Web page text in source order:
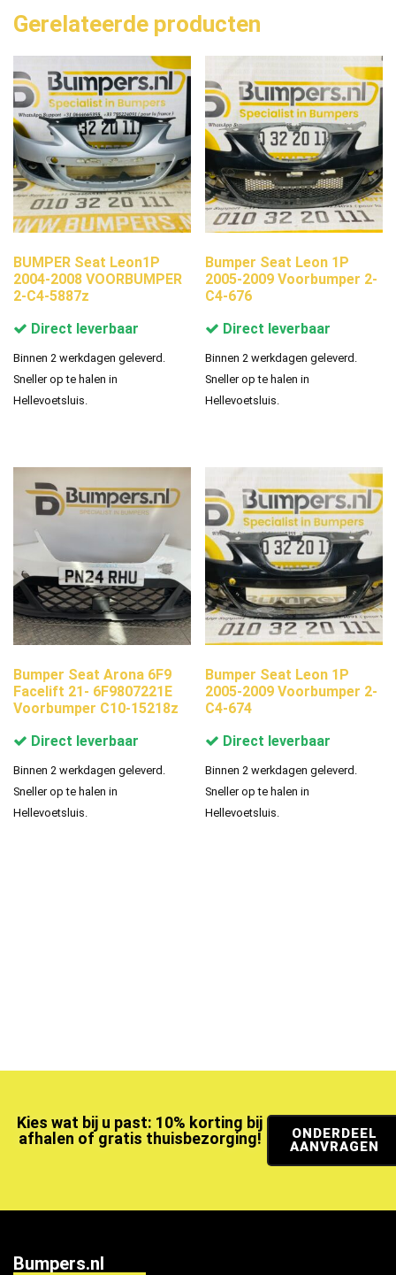
Gerelateerde producten
BUMPER Seat Leon1P
2004-2008 VOORBUMPER
2-C4-5887z
Direct leverbaar
Binnen 2 werkdagen geleverd.
Sneller op te halen in
Hellevoetsluis.
Bumper Seat Leon 1P
2005-2009 Voorbumper 2-
C4-676
Direct leverbaar
Binnen 2 werkdagen geleverd.
Sneller op te halen in
Hellevoetsluis.
Bumper Seat Arona 6F9
Facelift 21- 6F9807221E
Voorbumper C10-15218z
Direct leverbaar
Binnen 2 werkdagen geleverd.
Sneller op te halen in
Hellevoetsluis.
Bumper Seat Leon 1P
2005-2009 Voorbumper 2-
C4-674
Direct leverbaar
Binnen 2 werkdagen geleverd.
Sneller op te halen in
Hellevoetsluis.
Kies wat bij u past: 10% korting bij
afhalen of gratis thuisbezorging!
ONDERDEEL
AANVRAGEN
Bumpers.nl